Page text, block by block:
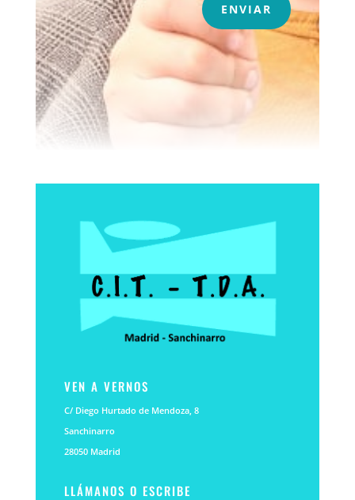
ENVIAR
VEN A VERNOS
C/ Diego Hurtado de Mendoza, 8
Sanchinarro
28050 Madrid
LLÁMANOS O ESCRIBE